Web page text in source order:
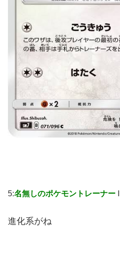
5:名無しのポケモントレーナー
進化系がね